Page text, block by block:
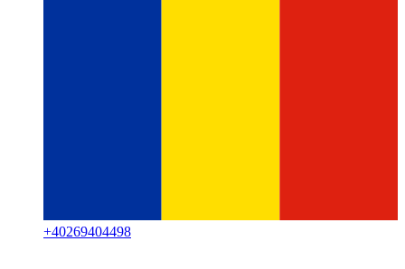
+40269404498